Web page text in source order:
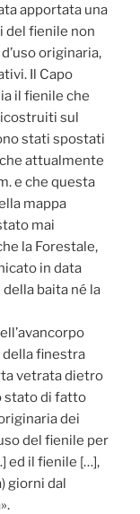
apportata una
del fienile non
originaria,
Il Capo
il fienile che
sul
stati spostati
attualmente
e che questa
mappa
mai
la Forestale,
in data
baita né la
della finestra
vetrata dietro
stato di fatto
dei
del fienile per
ed il fienile […],
giorni dal